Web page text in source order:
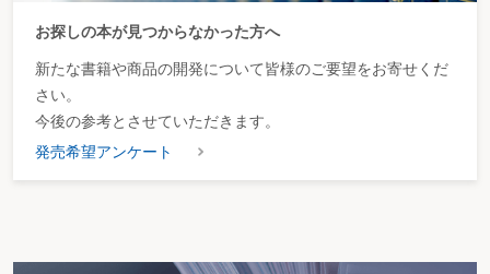
お探しの本が見つからなかった方へ
新たな書籍や商品の開発について皆様のご要望をお寄せくだ
さい。
今後の参考とさせていただきます。
発売希望アンケート